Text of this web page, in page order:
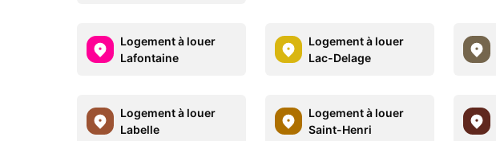
Logement à louer
Lafontaine
Logement à louer
Lac-Delage
Logement à louer
Labelle
Logement à louer
Saint-Henri